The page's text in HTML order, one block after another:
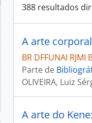
388 resultados
A arte
BR DFFUNAI RJMI
Parte de
OLIVEIRA, Luiz
A arte do